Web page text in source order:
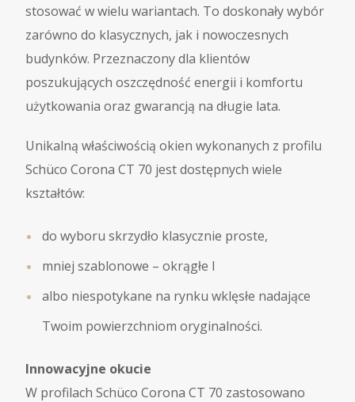
stosować w wielu wariantach. To doskonały wybór
zarówno do klasycznych, jak i nowoczesnych
budynków. Przeznaczony dla klientów
poszukujących oszczędność energii i komfortu
użytkowania oraz gwarancją na długie lata.
Unikalną właściwością okien wykonanych z profilu
Schüco Corona CT 70 jest dostępnych wiele
kształtów:
do wyboru skrzydło klasycznie proste,
mniej szablonowe – okrągłe l
albo niespotykane na rynku wklęsłe nadające
Twoim powierzchniom oryginalności.
Innowacyjne okucie
W profilach Schüco Corona CT 70 zastosowano